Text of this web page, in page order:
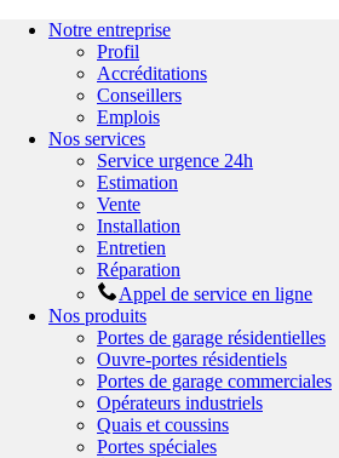
Notre entreprise
Profil
Accréditations
Conseillers
Emplois
Nos services
Service urgence 24h
Estimation
Vente
Installation
Entretien
Réparation
Appel de service en ligne
Nos produits
Portes de garage résidentielles
Ouvre-portes résidentiels
Portes de garage commerciales
Opérateurs industriels
Quais et coussins
Portes spéciales